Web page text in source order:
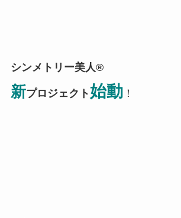
シンメトリー美人®
新プロジェクト 始動 ！